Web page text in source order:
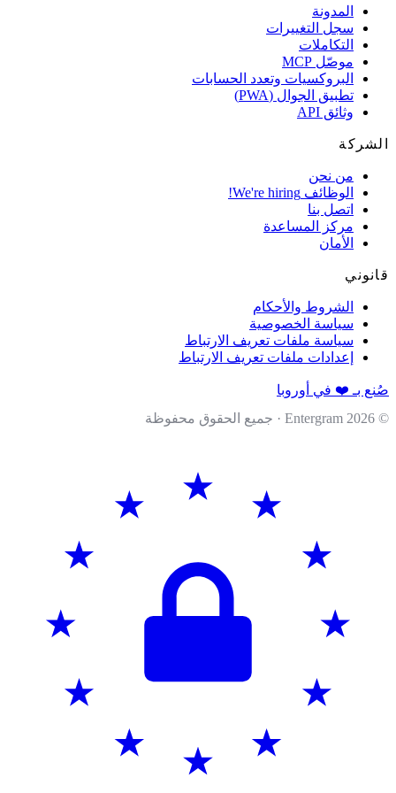
المدونة
سجل التغييرات
التكاملات
موصّل MCP
البروكسيات وتعدد الحسابات
تطبيق الجوال (PWA)
وثائق API
من نحن
الوظائفWe're hiring!
اتصل بنا
مركز المساعدة
الأمان
الشروط والأحكام
سياسة الخصوصية
سياسة ملفات تعريف الارتباط
إعدادات ملفات تعريف الارتباط
بـ ❤️ في أوروبا
· جميع الحقوق محفوظة